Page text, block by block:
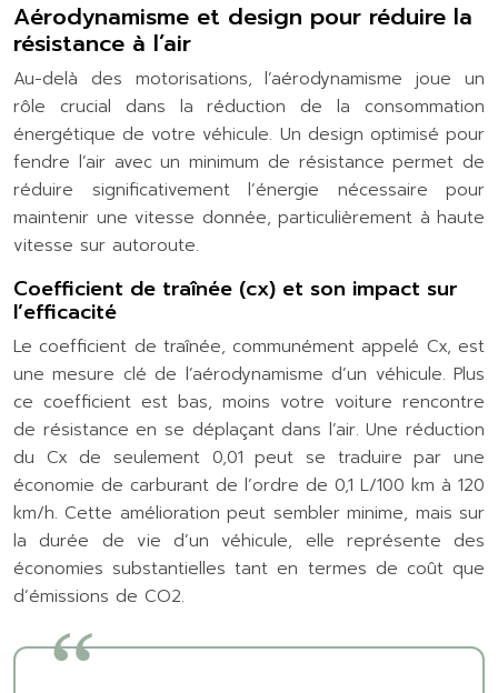
Aérodynamisme et design pour réduire la
résistance à l’air
Au-delà des motorisations, l’aérodynamisme joue un
rôle crucial dans la réduction de la consommation
énergétique de votre véhicule. Un design optimisé pour
fendre l’air avec un minimum de résistance permet de
réduire significativement l’énergie nécessaire pour
maintenir une vitesse donnée, particulièrement à haute
vitesse sur autoroute.
Coefficient de traînée (cx) et son impact sur
l’efficacité
Le coefficient de traînée, communément appelé Cx, est
une mesure clé de l’aérodynamisme d’un véhicule. Plus
ce coefficient est bas, moins votre voiture rencontre
de résistance en se déplaçant dans l’air. Une réduction
du Cx de seulement 0,01 peut se traduire par une
économie de carburant de l’ordre de 0,1 L/100 km à 120
km/h. Cette amélioration peut sembler minime, mais sur
la durée de vie d’un véhicule, elle représente des
économies substantielles tant en termes de coût que
d’émissions de CO2.